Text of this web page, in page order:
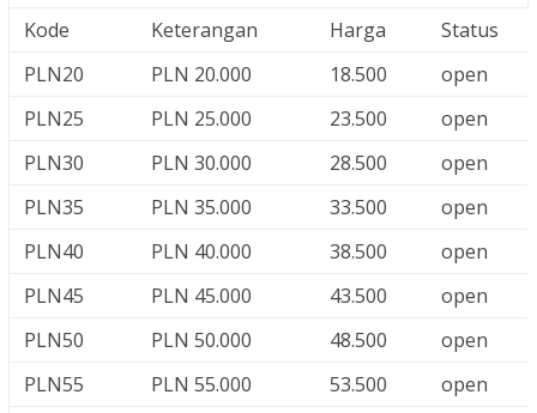
Kode
Keterangan Harga
Status
PLN20
PLN 20.000 18.500
open
PLN25
PLN 25.000 23.500
open
PLN30
PLN 30.000 28.500
open
PLN35
PLN 35.000 33.500
open
PLN40
PLN 40.000 38.500
open
PLN45
PLN 45.000 43.500
open
PLN50
PLN 50.000 48.500
open
PLN55
PLN 55.000 53.500 open